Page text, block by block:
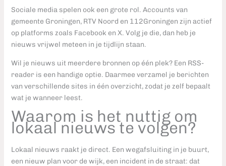
Sociale media spelen ook een grote rol. Accounts van
gemeente Groningen, RTV Noord en 112Groningen zijn actief
op platforms zoals Facebook en X. Volg je die, dan heb je
nieuws vrijwel meteen in je tijdlijn staan.
Wil je nieuws uit meerdere bronnen op één plek? Een RSS-
reader is een handige optie. Daarmee verzamel je berichten
van verschillende sites in één overzicht, zodat je zelf bepaalt
wat je wanneer leest.
Waarom is het nuttig om
lokaal nieuws te volgen?
Lokaal nieuws raakt je direct. Een wegafsluiting in je buurt,
een nieuw plan voor de wijk, een incident in de straat: dat